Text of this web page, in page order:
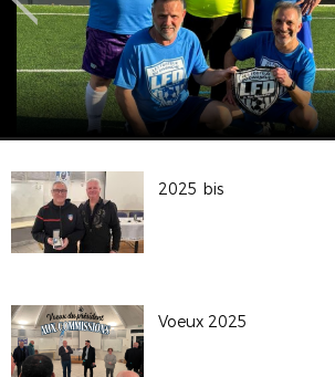
2025 bis
Voeux 2025